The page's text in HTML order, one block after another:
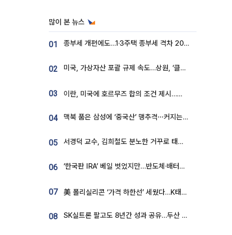
많이 본 뉴스
01 종부세 개편에도…1·3주택 종부세 격차 2028년부터 확대
02 미국, 가상자산 포괄 규제 속도…상원, ‘클래리티법’ 9월 절차투표 추진
03 이란, 미국에 호르무즈 합의 조건 제시…美 “경기 아직 안 끝나” [종합]
04 맥북 품은 삼성에 ‘중국산’ 맹추격⋯커지는 노트북 OLED 시장
05 서경덕 교수, 김희철도 분노한 거꾸로 태극기⋯"엉터리는 아냐, 아쉬울 뿐"
06 ‘한국판 IRA’ 베일 벗었지만…반도체·배터리 업계 “시행령이 관건”
07 美 폴리실리콘 ‘가격 하한선’ 세웠다…K태양광 수혜 기대
08 SK실트론 팔고도 8년간 성과 공유…두산 인수대금 2.3조가 끝 아냐